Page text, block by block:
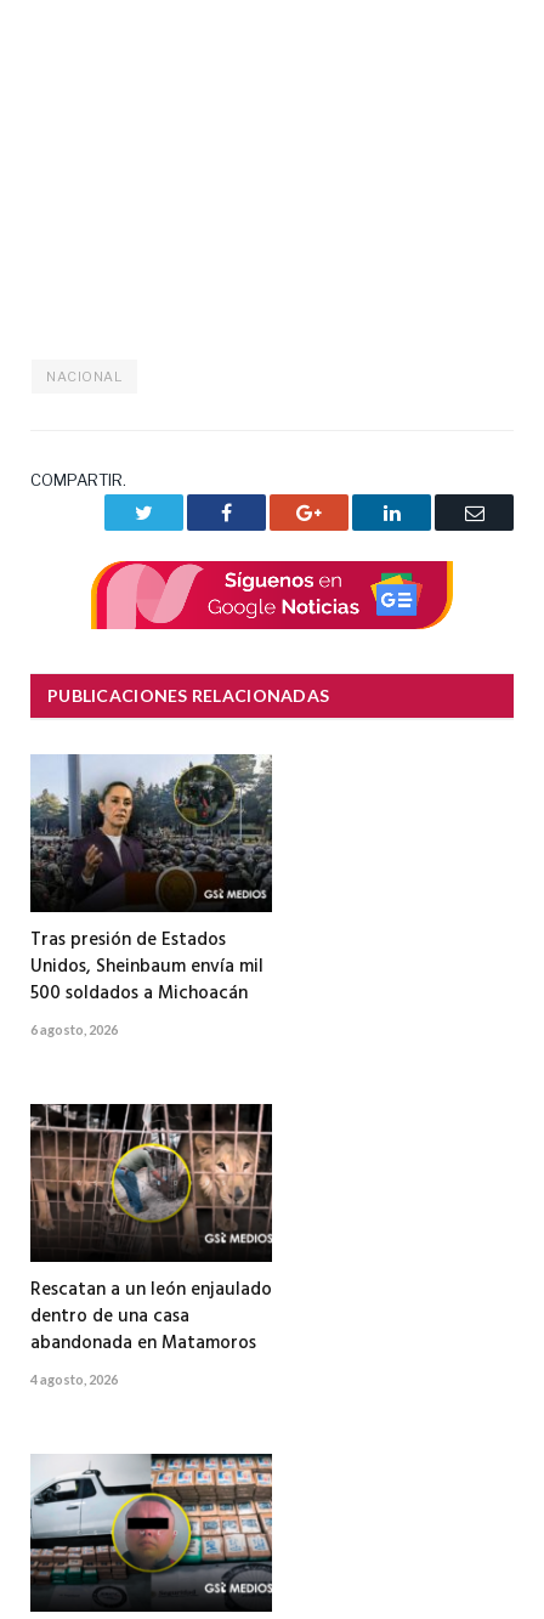
NACIONAL
COMPARTIR.
Facebook Google+ LinkedIn
Correo
PUBLICACIONES RELACIONADAS
Tras presión de Estados
Unidos, Sheinbaum envía mil
500 soldados a Michoacán
6 agosto, 2026
Rescatan a un león enjaulado
dentro de una casa
abandonada en Matamoros
4 agosto, 2026